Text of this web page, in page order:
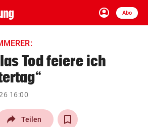
account_circle
Anmelden
Abo
close Schließen
arrow_right
Tod feiere ich
16:00
Teilen